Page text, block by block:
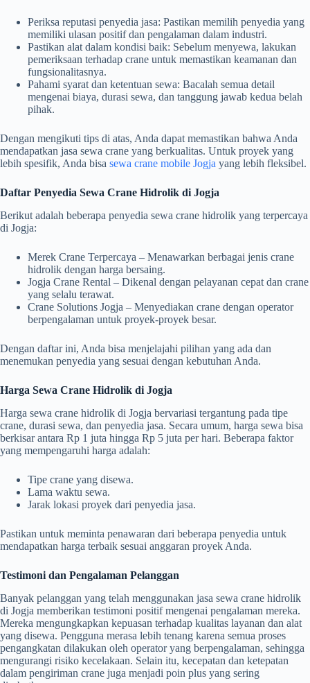
Periksa reputasi penyedia jasa: Pastikan memilih penyedia yang
memiliki ulasan positif dan pengalaman dalam industri.
Pastikan alat dalam kondisi baik: Sebelum menyewa, lakukan
pemeriksaan terhadap crane untuk memastikan keamanan dan
fungsionalitasnya.
Pahami syarat dan ketentuan sewa: Bacalah semua detail
mengenai biaya, durasi sewa, dan tanggung jawab kedua belah
pihak.
Dengan mengikuti tips di atas, Anda dapat memastikan bahwa Anda
mendapatkan jasa sewa crane yang berkualitas. Untuk proyek yang
lebih spesifik, Anda bisa sewa crane mobile Jogja yang lebih fleksibel.
Daftar Penyedia Sewa Crane Hidrolik di Jogja
Berikut adalah beberapa penyedia sewa crane hidrolik yang terpercaya
di Jogja:
Merek Crane Terpercaya – Menawarkan berbagai jenis crane
hidrolik dengan harga bersaing.
Jogja Crane Rental – Dikenal dengan pelayanan cepat dan crane
yang selalu terawat.
Crane Solutions Jogja – Menyediakan crane dengan operator
berpengalaman untuk proyek-proyek besar.
Dengan daftar ini, Anda bisa menjelajahi pilihan yang ada dan
menemukan penyedia yang sesuai dengan kebutuhan Anda.
Harga Sewa Crane Hidrolik di Jogja
Harga sewa crane hidrolik di Jogja bervariasi tergantung pada tipe
crane, durasi sewa, dan penyedia jasa. Secara umum, harga sewa bisa
berkisar antara Rp 1 juta hingga Rp 5 juta per hari. Beberapa faktor
yang mempengaruhi harga adalah:
Tipe crane yang disewa.
Lama waktu sewa.
Jarak lokasi proyek dari penyedia jasa.
Pastikan untuk meminta penawaran dari beberapa penyedia untuk
mendapatkan harga terbaik sesuai anggaran proyek Anda.
Testimoni dan Pengalaman Pelanggan
Banyak pelanggan yang telah menggunakan jasa sewa crane hidrolik
di Jogja memberikan testimoni positif mengenai pengalaman mereka.
Mereka mengungkapkan kepuasan terhadap kualitas layanan dan alat
yang disewa. Pengguna merasa lebih tenang karena semua proses
pengangkatan dilakukan oleh operator yang berpengalaman, sehingga
mengurangi risiko kecelakaan. Selain itu, kecepatan dan ketepatan
dalam pengiriman crane juga menjadi poin plus yang sering